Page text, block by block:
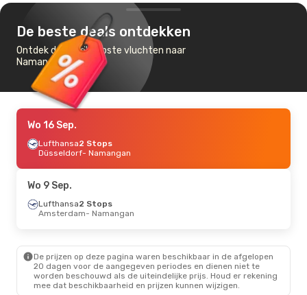
De beste deals ontdekken
Ontdek de goedkoopste vluchten naar
Namangan
Wo 16 Sep.
Lufthansa2 Stops
Düsseldorf- Namangan
Wo 9 Sep.
Lufthansa2 Stops
Amsterdam- Namangan
De prijzen op deze pagina waren beschikbaar in de afgelopen
20 dagen voor de aangegeven periodes en dienen niet te
worden beschouwd als de uiteindelijke prijs. Houd er rekening
mee dat beschikbaarheid en prijzen kunnen wijzigen.